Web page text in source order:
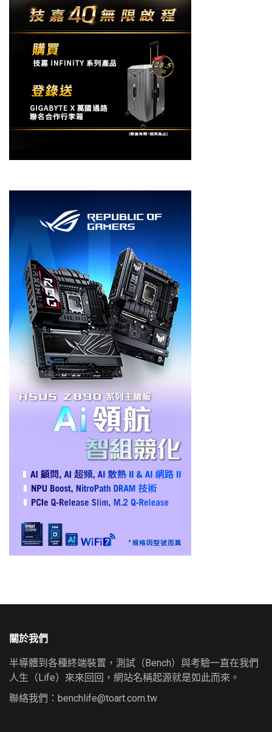
關於我們
半導體到各種終端裝置，測試（Bench）與考驗一直在我們
人生（Life）來來回回，網站名稱起源就是如此而來。
聯絡我們： benchlife@toart.com.tw